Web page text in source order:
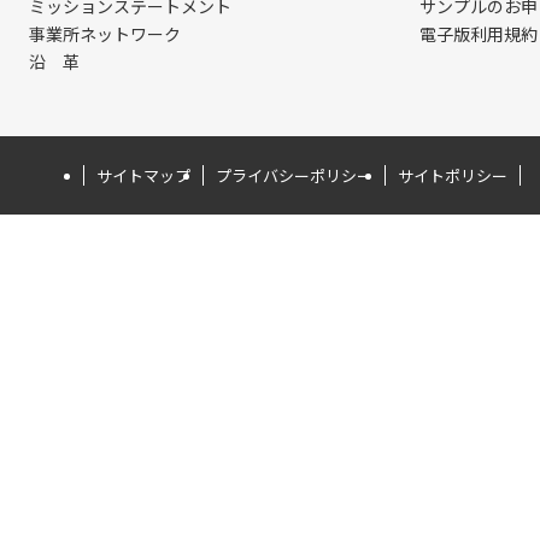
ミッションステートメント
事業所ネットワーク
沿 革
サンプルのお
電子版利用規約
サイトマップ プライバシーポリシー サイトポリシー